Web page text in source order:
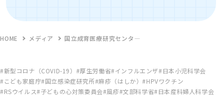
HOME メディア 国立成育医療研究センタ―
新型コロナ（COVID-19） 厚生労働省 インフルエンザ 日本小児科学会
こども家庭庁 国立感染症研究所 麻疹（はしか） HPVワクチン
RSウイルス 子どもの心対策委員会 風疹 文部科学省 日本産科婦人科学会